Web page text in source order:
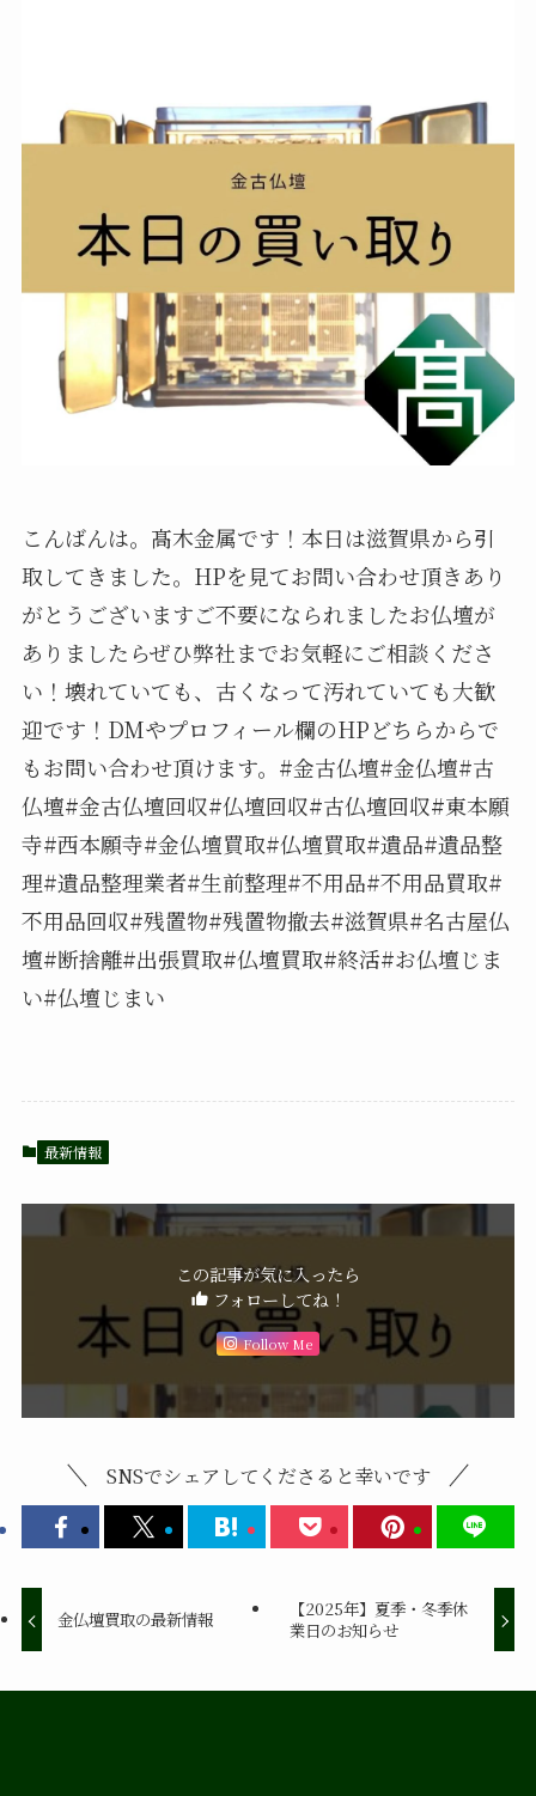
こんばんは。髙木金属です！本日は滋賀県から引
取してきました。HPを見てお問い合わせ頂きあり
がとうございますご不要になられましたお仏壇が
ありましたらぜひ弊社までお気軽にご相談くださ
い！壊れていても、古くなって汚れていても大歓
迎です！DMやプロフィール欄のHPどちらからで
もお問い合わせ頂けます。#金古仏壇#金仏壇#古
仏壇#金古仏壇回収#仏壇回収#古仏壇回収#東本願
寺#西本願寺#金仏壇買取#仏壇買取#遺品#遺品整
理#遺品整理業者#生前整理#不用品#不用品買取#
不用品回収#残置物#残置物撤去#滋賀県#名古屋仏
壇#断捨離#出張買取#仏壇買取#終活#お仏壇じま
い#仏壇じまい
最新情報
この記事が気に入ったら
フォローしてね！
Follow Me
SNSでシェアしてくださると幸いです
金仏壇買取の最新情報
【2025年】夏季・冬季休
業日のお知らせ